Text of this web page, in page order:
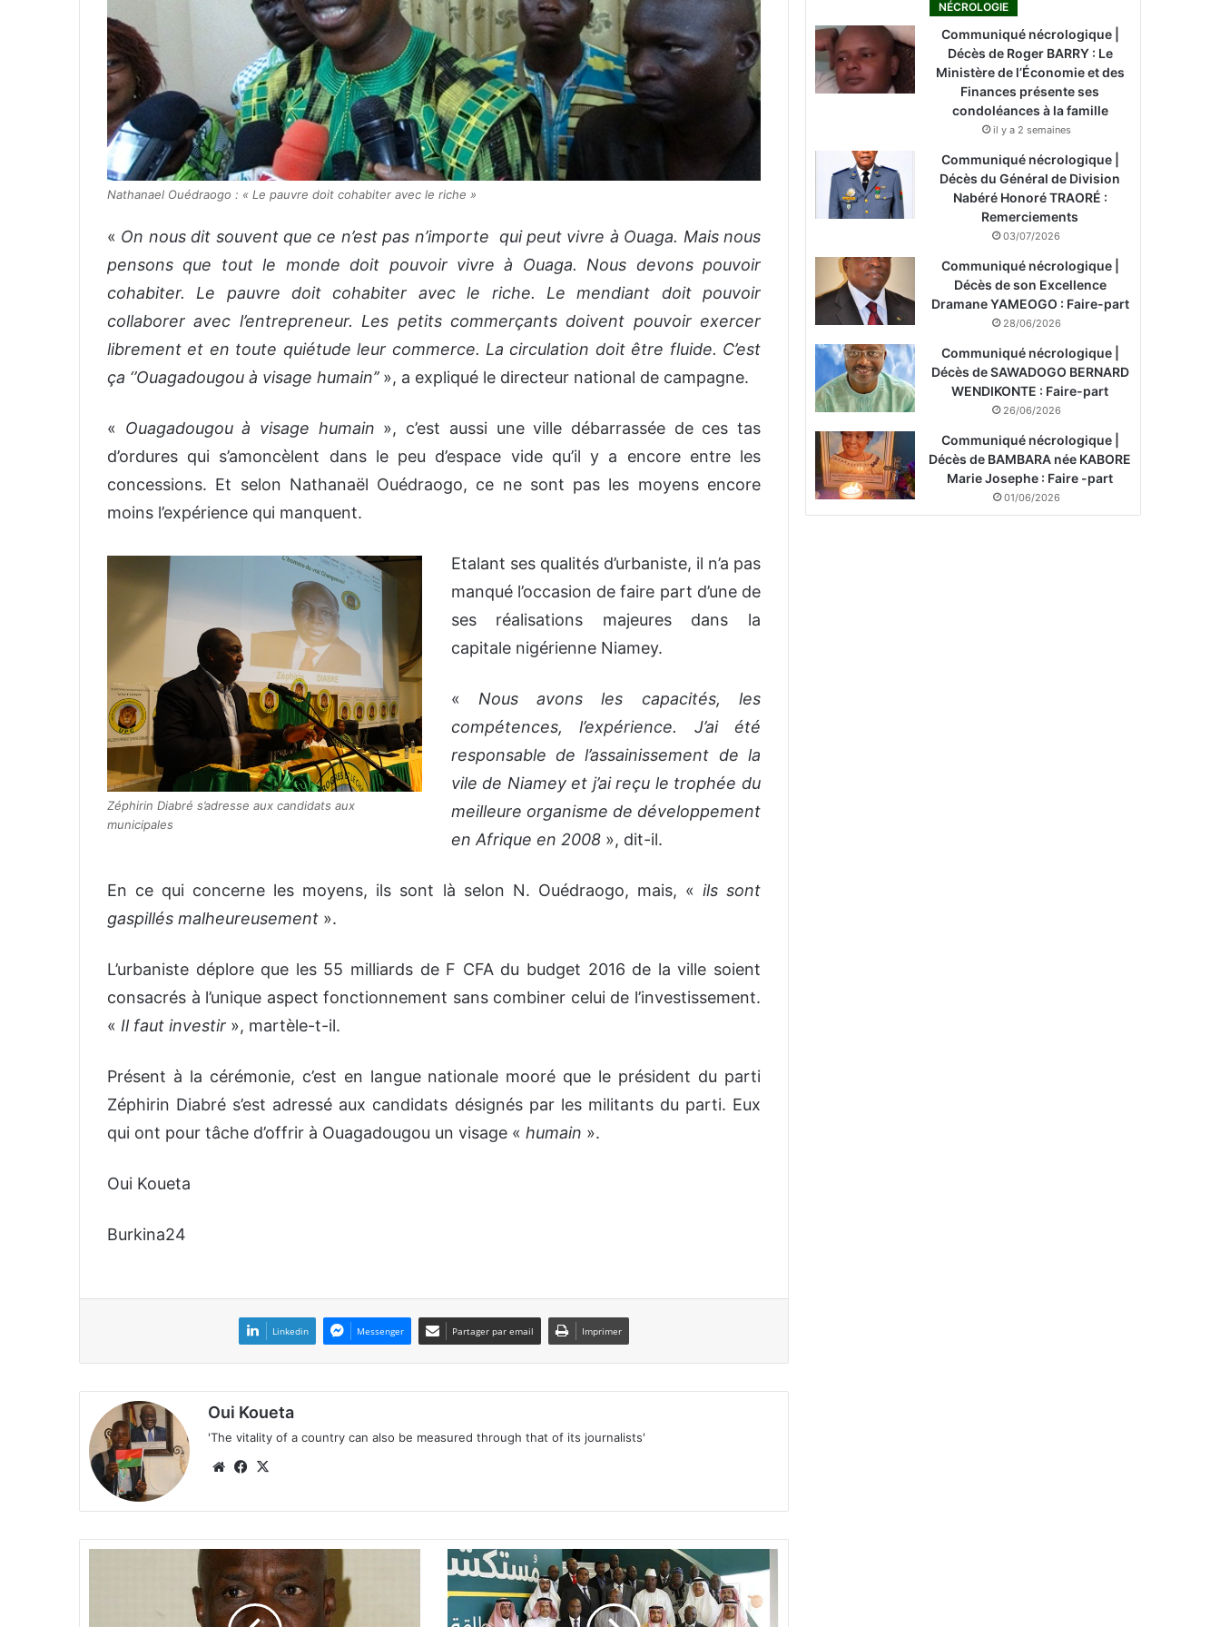
Nathanael Ouédraogo : « Le pauvre doit cohabiter avec le riche »
« On nous dit souvent que ce n’est pas n’importe qui peut vivre à Ouaga. Mais nous
pensons que tout le monde doit pouvoir vivre à Ouaga. Nous devons pouvoir
cohabiter. Le pauvre doit cohabiter avec le riche. Le mendiant doit pouvoir
collaborer avec l’entrepreneur. Les petits commerçants doivent pouvoir exercer
librement et en toute quiétude leur commerce. La circulation doit être fluide. C’est
ça ‘’Ouagadougou à visage humain’’», a expliqué le directeur national de campagne.
« Ouagadougou à visage humain », c’est aussi une ville débarrassée de ces tas
d’ordures qui s’amoncèlent dans le peu d’espace vide qu’il y a encore entre les
concessions. Et selon Nathanaël Ouédraogo, ce ne sont pas les moyens encore
moins l’expérience qui manquent.
Zéphirin Diabré s’adresse aux candidats aux
municipales
Etalant ses qualités d’urbaniste, il n’a pas
manqué l’occasion de faire part d’une de
ses réalisations majeures dans la
capitale nigérienne Niamey.
« Nous avons les capacités, les
compétences, l’expérience. J’ai été
responsable de l’assainissement de la
vile de Niamey et j’ai reçu le trophée du
meilleure organisme de développement
en Afrique en 2008», dit-il.
En ce qui concerne les moyens, ils sont là selon N. Ouédraogo, mais, « ils sont
gaspillés malheureusement ».
L’urbaniste déplore que les 55 milliards de F CFA du budget 2016 de la ville soient
consacrés à l’unique aspect fonctionnement sans combiner celui de l’investissement.
« Il faut investir », martèle-t-il.
Présent à la cérémonie, c’est en langue nationale mooré que le président du parti
Zéphirin Diabré s’est adressé aux candidats désignés par les militants du parti. Eux
qui ont pour tâche d’offrir à Ouagadougou un visage « humain ».
Oui Koueta
Burkina24
Linkedin Messenger Partager par email Imprimer
Oui Koueta
'The vitality of a country can also be measured through that of its journalists'
We
te
Fa
bo
R
o
c
h
NÉCROLOGIE
Communiqué nécrologique |
Décès de Roger BARRY : Le
Ministère de l’Économie et des
Finances présente ses
condoléances à la famille
il y a 2 semaines
Communiqué nécrologique |
Décès du Général de Division
Nabéré Honoré TRAORÉ :
Remerciements
03/07/2026
Communiqué nécrologique |
Décès de son Excellence
Dramane YAMEOGO : Faire-part
28/06/2026
Communiqué nécrologique |
Décès de SAWADOGO BERNARD
WENDIKONTE : Faire-part
26/06/2026
Communiqué nécrologique |
Décès de BAMBARA née KABORE
Marie Josephe : Faire -part
01/06/2026